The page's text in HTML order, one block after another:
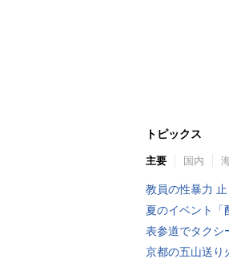
トピックス
主要 国内
教員の性暴力
夏のイベント「
表参道でタクシ
京都の五山送り